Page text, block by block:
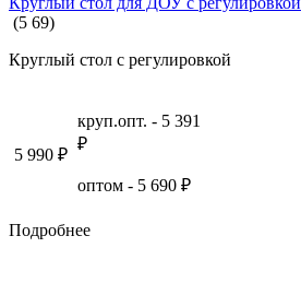
(5 69)
Круглый стол с регулировкой
5 990 ₽
круп.опт. - 5 391
₽
оптом - 5 690 ₽
Подробнее